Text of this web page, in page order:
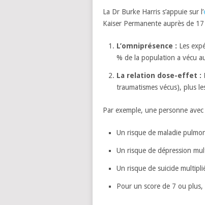
La Dr Burke Harris s’appuie sur l’
Kaiser Permanente auprès de
L’omniprésence : Les
% de la population a vécu
La relation dose-effet :
traumatismes vécus), plus
Par exemple, une personne
Un risque de maladie
Un risque de dépression
Un risque de suicide
Pour un score de 7 ou